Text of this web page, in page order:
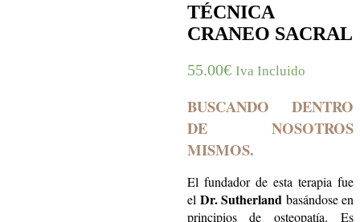
TÉCNICA
CRANEO SACRAL
55.00€ Iva Incluido
BUSCANDO DENTRO
DE NOSOTROS
MISMOS.
El fundador de esta terapia fue
el Dr. Sutherland basándose en
principios de osteopatía. Es